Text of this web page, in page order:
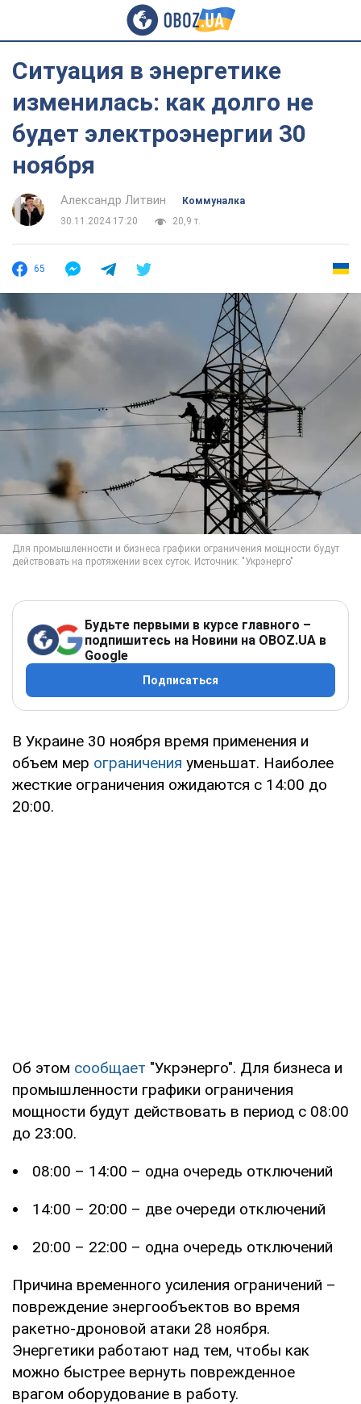
Ситуация в энергетике
изменилась: как долго не
будет электроэнергии 30
ноября
Александр Литвин
Коммуналка
30.11.2024 17:20
20,9 т.
65
Будьте первыми в курсе главного –
подпишитесь на Новини на OBOZ.UA в
Google
Подписаться
В Украине 30 ноября время применения и
объем мер ограничения уменьшат. Наиболее
жесткие ограничения ожидаются с 14:00 до
20:00.
Об этом сообщает "Укрэнерго". Для бизнеса и
промышленности графики ограничения
мощности будут действовать в период с 08:00
до 23:00.
08:00 – 14:00 – одна очередь отключений
14:00 – 20:00 – две очереди отключений
20:00 – 22:00 – одна очередь отключений
Причина временного усиления ограничений –
повреждение энергообъектов во время
ракетно-дроновой атаки 28 ноября.
Энергетики работают над тем, чтобы как
можно быстрее вернуть поврежденное
врагом оборудование в работу.